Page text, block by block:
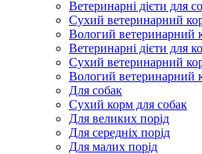
Ветеринарні дієти для
Сухий ветеринарний
Вологий ветеринарний
Ветеринарні дієти для
Сухий ветеринарний
Вологий ветеринарний
Для собак
Сухий корм для собак
Для великих порід
Для середніх порід
Для малих порід